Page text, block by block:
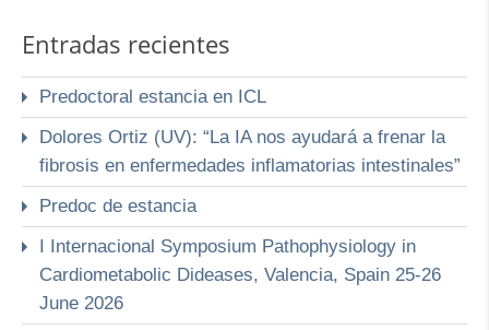
Entradas recientes
Predoctoral estancia en ICL
Dolores Ortiz (UV): “La IA nos ayudará a frenar la
fibrosis en enfermedades inflamatorias intestinales”
Predoc de estancia
I Internacional Symposium Pathophysiology in
Cardiometabolic Dideases, Valencia, Spain 25-26
June 2026